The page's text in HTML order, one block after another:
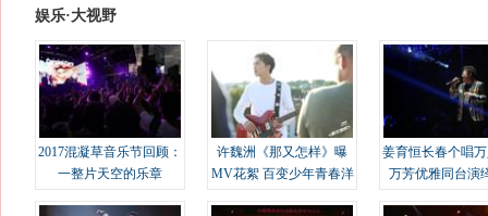
娱乐·大视野
2017混凝草音乐节回顾：
一整片天空的乐章
许魏洲《那又怎样》曝
MV花絮 百变少年青春洋
姜育恒长春个唱
万芳优雅同台演